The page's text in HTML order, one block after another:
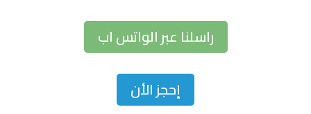
راسلنا عبر الواتس اب
إحجز الأن